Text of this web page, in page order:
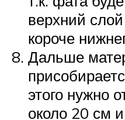
верхний
короче
Дальше
этого нужно
около 20 см